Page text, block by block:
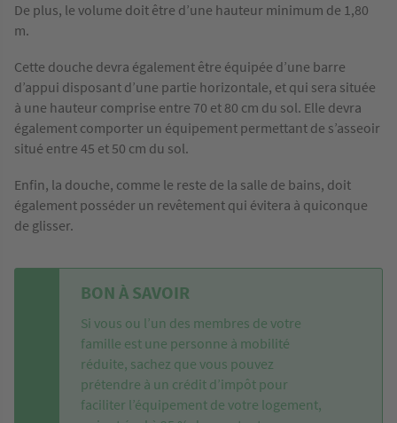
De plus, le volume doit être d’une hauteur minimum de 1,80
m.
Cette douche devra également être équipée d’une barre
d’appui disposant d’une partie horizontale, et qui sera située
à une hauteur comprise entre 70 et 80 cm du sol. Elle devra
également comporter un équipement permettant de s’asseoir
situé entre 45 et 50 cm du sol.
Enfin, la douche, comme le reste de la salle de bains, doit
également posséder un revêtement qui évitera à quiconque
de glisser.
BON À SAVOIR
Si vous ou l’un des membres de votre
famille est une personne à mobilité
réduite, sachez que vous pouvez
prétendre à un crédit d’impôt pour
faciliter l’équipement de votre logement,